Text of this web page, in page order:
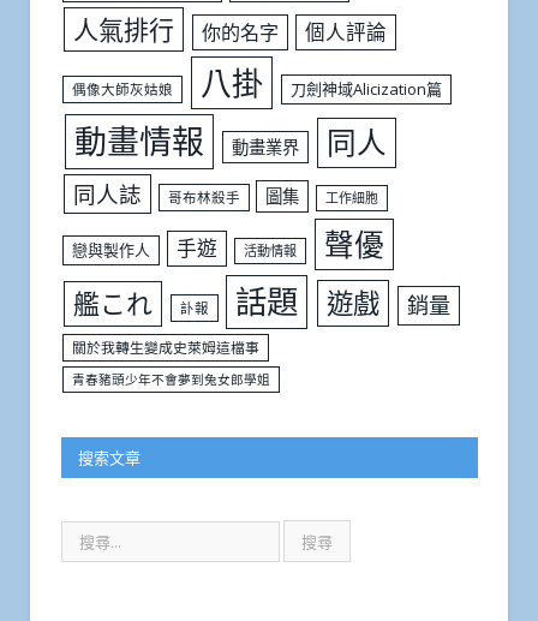
人氣排行 你的名字 個人評論
偶像大師灰姑娘 八掛 刀劍神域Alicization篇
動畫情報 動畫業界 同人
同人誌 哥布林殺手 圖集 工作細胞
戀與製作人 手遊 活動情報 聲優
艦これ 訃報 話題 遊戲 銷量
關於我轉生變成史萊姆這檔事
青春豬頭少年不會夢到兔女郎學姐
搜索文章